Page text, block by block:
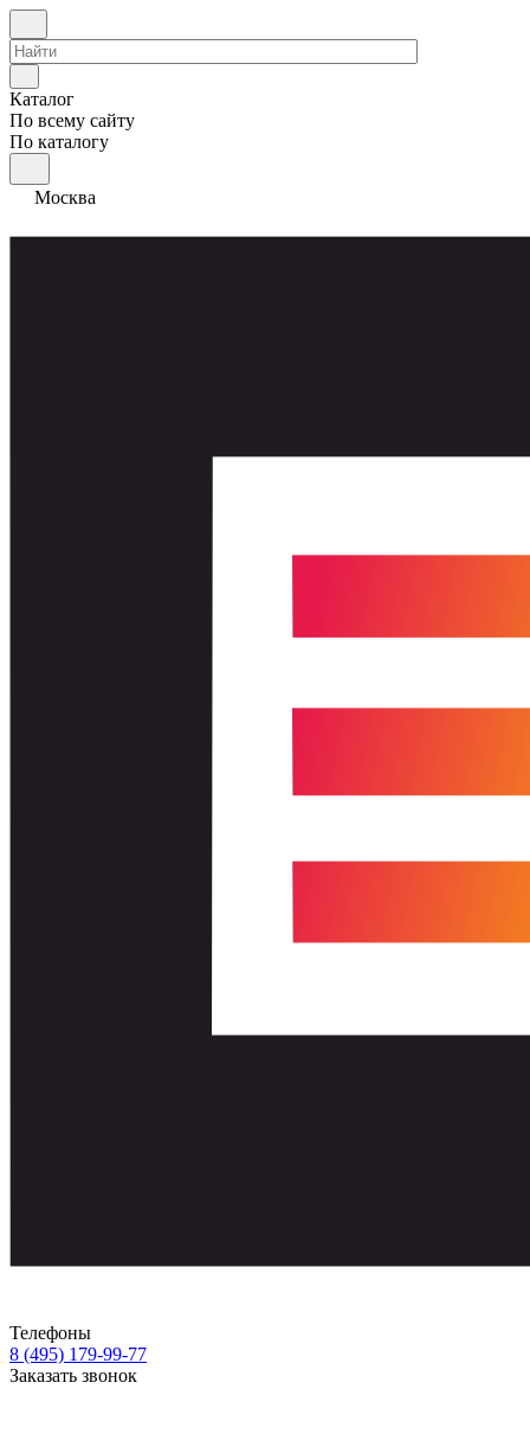
Каталог
По всему сайту
По каталогу
Москва
Телефоны
8 (495) 179-99-77
Заказать звонок